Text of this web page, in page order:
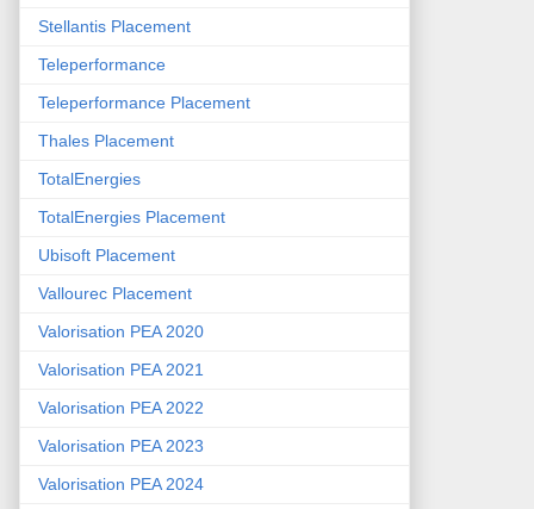
Stellantis Placement
Teleperformance
Teleperformance Placement
Thales Placement
TotalEnergies
TotalEnergies Placement
Ubisoft Placement
Vallourec Placement
Valorisation PEA 2020
Valorisation PEA 2021
Valorisation PEA 2022
Valorisation PEA 2023
Valorisation PEA 2024